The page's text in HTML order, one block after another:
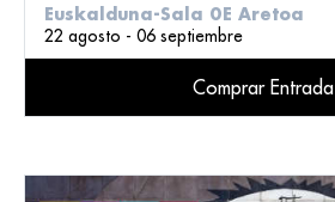
Euskalduna-Sala 0E Aretoa
22 agosto - 06 septiembre
Comprar Entrada